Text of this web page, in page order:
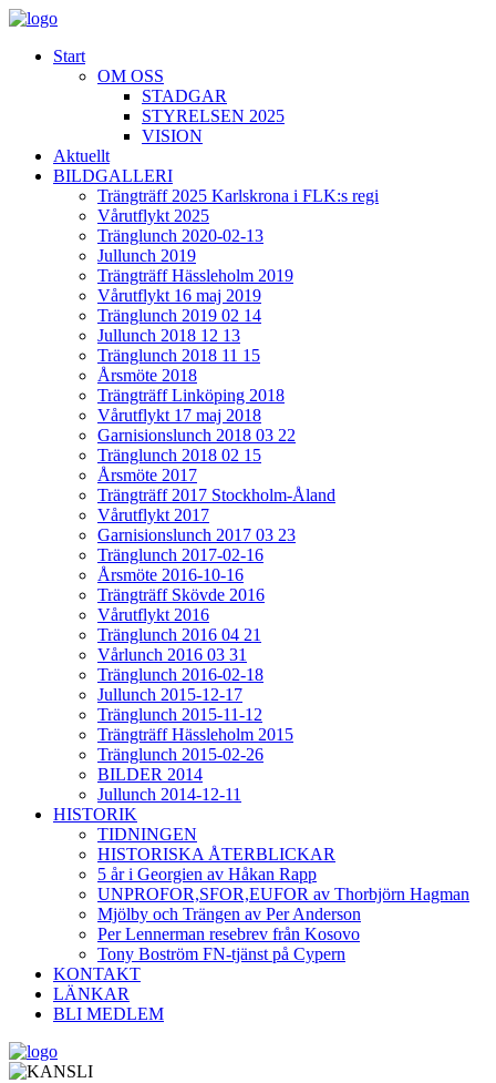
Start
OM OSS
STADGAR
STYRELSEN 2025
VISION
Aktuellt
BILDGALLERI
Trängträff 2025 Karlskrona i FLK:s regi
Vårutflykt 2025
Tränglunch 2020-02-13
Jullunch 2019
Trängträff Hässleholm 2019
Vårutflykt 16 maj 2019
Tränglunch 2019 02 14
Jullunch 2018 12 13
Tränglunch 2018 11 15
Årsmöte 2018
Trängträff Linköping 2018
Vårutflykt 17 maj 2018
Garnisionslunch 2018 03 22
Tränglunch 2018 02 15
Årsmöte 2017
Trängträff 2017 Stockholm-Åland
Vårutflykt 2017
Garnisionslunch 2017 03 23
Tränglunch 2017-02-16
Årsmöte 2016-10-16
Trängträff Skövde 2016
Vårutflykt 2016
Tränglunch 2016 04 21
Vårlunch 2016 03 31
Tränglunch 2016-02-18
Jullunch 2015-12-17
Tränglunch 2015-11-12
Trängträff Hässleholm 2015
Tränglunch 2015-02-26
BILDER 2014
Jullunch 2014-12-11
HISTORIK
TIDNINGEN
HISTORISKA ÅTERBLICKAR
5 år i Georgien av Håkan Rapp
UNPROFOR,SFOR,EUFOR av Thorbjörn Hagman
Mjölby och Trängen av Per Anderson
Per Lennerman resebrev från Kosovo
Tony Boström FN-tjänst på Cypern
KONTAKT
LÄNKAR
BLI MEDLEM